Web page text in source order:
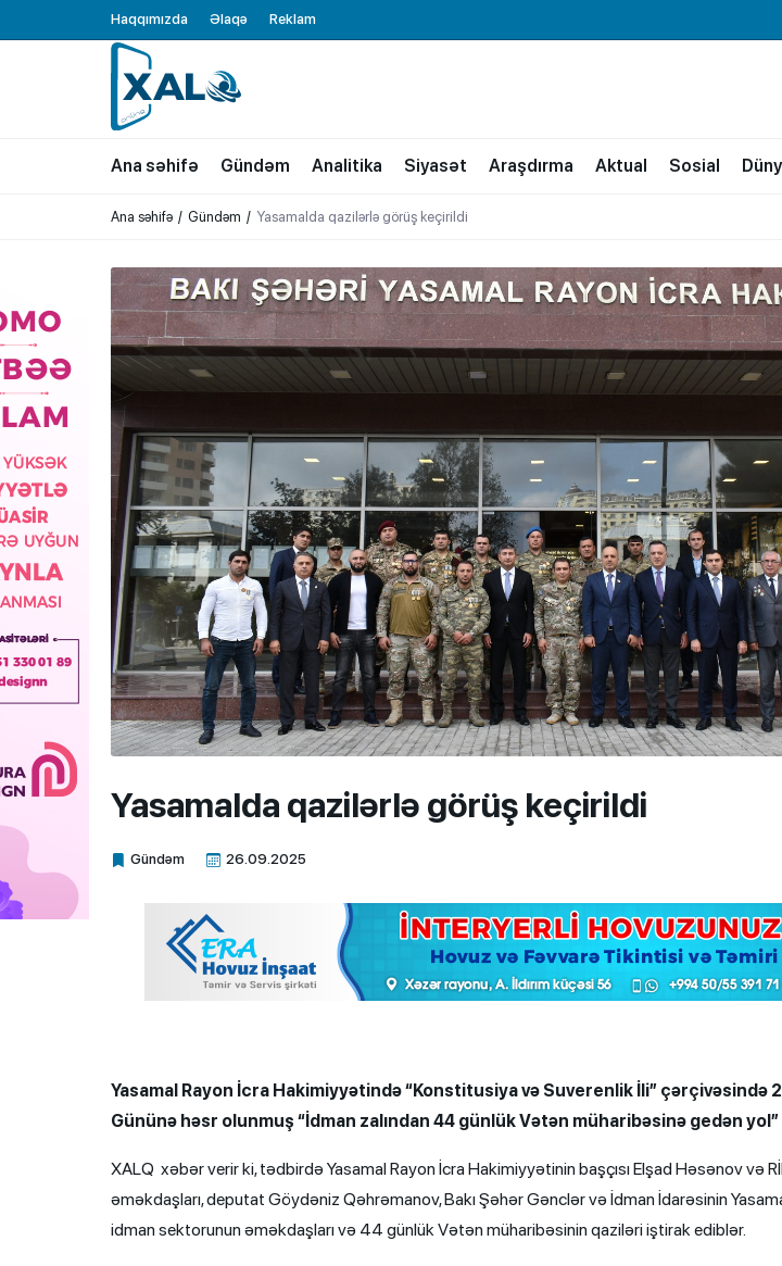
Haqqımızda Əlaqə Reklam
XALQ.ONLINE
ONLAYN PLATFORMA
Ana səhifə Gündəm Analitika Siyasət Araşdırma Aktual Sosial
Ana səhifə Gündəm Yasamalda qazilərlə görüş keçirildi
Yasamalda qazilərlə görüş keçirildi
Gündəm 26.09.2025
Xalq.Online
Yasamal Rayon İcra Hakimiyyətində “Konstitusiya və Suverenlik İli” çərçivəsində
Gününə həsr olunmuş “İdman zalından 44 günlük Vətən müharibəsinə gedən
XALQ xəbər verir ki, tədbirdə Yasamal Rayon İcra Hakimiyyətinin başçısı Elşad Həsənov və
əməkdaşları, deputat Göydəniz Qəhrəmanov, Bakı Şəhər Gənclər və İdman İdarəsinin
idman sektorunun əməkdaşları və 44 günlük Vətən müharibəsinin qaziləri iştirak ediblər.